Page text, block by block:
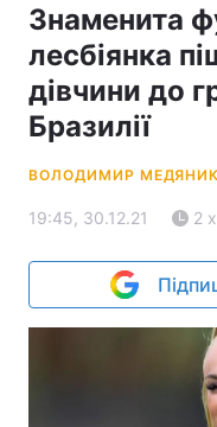
Знаменита
лесбіянка
дівчини до
Бразилії
ВОЛОДИМИР МЕДЯНИК
19:45, 30.12.21 2